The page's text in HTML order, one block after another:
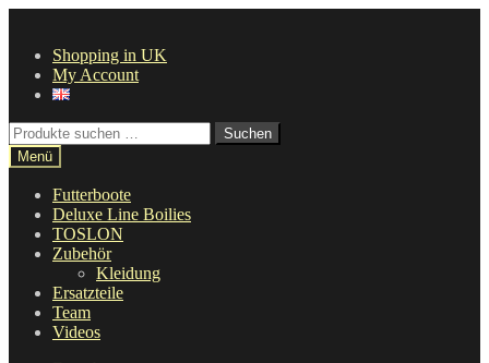
springen
springenShopping in UK
My Account
Suche
nach:
Suchen
Menü
Futterboote
Deluxe Line Boilies
TOSLON
Zubehör
Kleidung
Ersatzteile
Team
Videos